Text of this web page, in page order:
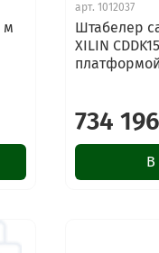
м
арт.1012037
Штабелер
XILIN
734
В